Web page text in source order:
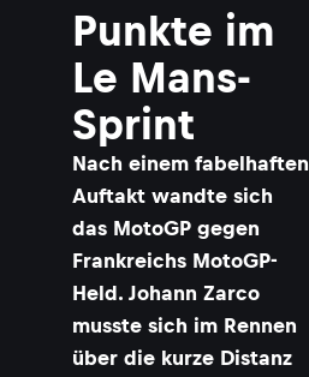
Punkte im
Le Mans-
Sprint
Nach einem fabelhaften
Auftakt wandte sich
das MotoGP gegen
Frankreichs MotoGP-
Held. Johann Zarco
musste sich im Rennen
über die kurze Distanz